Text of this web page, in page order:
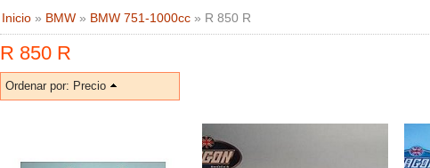
Inicio» BMW» BMW 751-1000cc» R 850 R
R 850 R
Ordenar por: Precio